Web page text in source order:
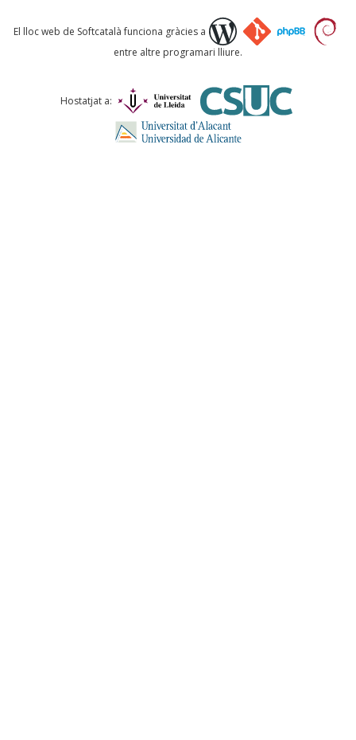
Què proposeu?
Comentari *
El lloc web de Softcatalà funciona gràcies a
entre altre programari lliure.
Hostatjat a: